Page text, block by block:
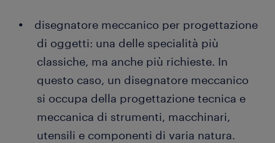
disegnatore meccanico per progettazione
di oggetti: una delle specialità più
classiche, ma anche più richieste. In
questo caso, un disegnatore meccanico
si occupa della progettazione tecnica e
meccanica di strumenti, macchinari,
utensili e componenti di varia natura.